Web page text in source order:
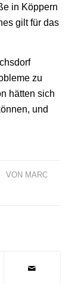
in Köppern
gilt für das
zu
hätten sich
und
VON MARC